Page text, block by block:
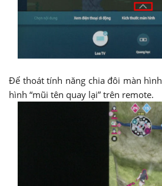
Để thoát tính năng chia đôi màn hình
hình “mũi tên quay lại” trên remote.